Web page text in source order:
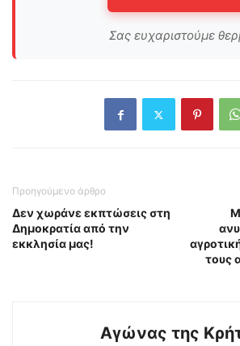
Σας ευχαριστούμε
Προηγούμενο άρθρο
Δεν χωράνε εκπτώσεις στη
Δημοκρατία από την
εκκλησία μας!
τους
Αγώνας της